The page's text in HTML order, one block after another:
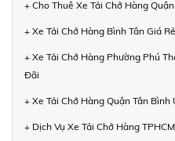
+ Cho Thuê Xe Tải Chở Hàng
+ Xe Tải Chở Hàng Bình Tân Giá
+ Xe Tải Chở Hàng Phường Phú
Đãi
+ Xe Tải Chở Hàng Quận Tân
+ Dịch Vụ Xe Tải Chở Hàng